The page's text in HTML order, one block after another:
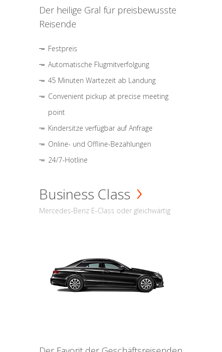
Der heilige Gral für preisbewusste
Reisende
Festpreis
Automatische Flugmitverfolgung
45 Minuten Wartezeit ab Landung
Convenient pickup at precise meeting
point
Kindersitze verfügbar auf Anfrage
Online- und Offline-Bezahlungen
24/7-Hotline
Business Class
Mercedes-Benz E-Class oder gleichwärtig